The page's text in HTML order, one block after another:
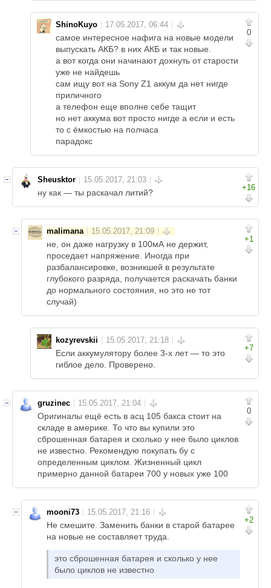
0
ShinoKuyo
самое интересное нафига на новые модели
выпускать АКБ? в них АКБ и так новые.
а вот когда они начинают дохнуть от старости
уже не найдешь
сам ищу вот на Sony Z1 аккум да нет нигде
приличного
а телефон еще вполне себе тащит
но нет аккума вот просто нигде а если и есть
то с ёмкостью на полчаса
парадокс
+16
Sheusktor
ну как — ты раскачал литий?
+1
malimana
не, он даже нагрузку в 100мА не держит,
проседает напряжение. Иногда при
разбалансировке, возникшей в результате
глубокого разряда, получается раскачать банки
до нормального состояния, но это не тот
случай)
+7
kozyrevskii
Если аккумулятору более 3-х лет — то это
гиблое дело. Проверено.
0
gruzinec
Оригиналы ещё есть в асц 105 бакса стоит на
складе в америке. То что вы купили это
сброшенная батарея и сколько у нее было циклов
не известно. Рекомендую покупать бу с
определенным циклом. Жизненный цикл
примерно данной батареи 700 у новых уже 100
+2
mooni73
Не смешите. Заменить банки в старой батарее
на новые не составляет труда.
это сброшенная батарея и сколько у нее
было циклов не известно